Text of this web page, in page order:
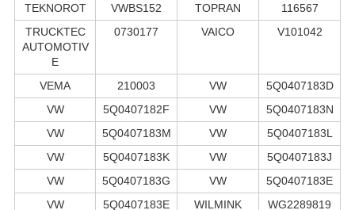
TEKNOROT
VWBS152 TOPRAN
116567
TRUCKTEC
AUTOMOTIV
E
0730177 VAICO V101042
VEMA 210003 VW
5Q0407183D
VW
5Q0407182F VW
5Q0407183N
VW
5Q0407183M VW
5Q0407183L
VW
5Q0407183K VW
5Q0407183J
VW
5Q0407183G VW
5Q0407183E
VW
5Q0407183E
WILMINK
WG2289819